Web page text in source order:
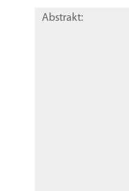
Abstrakt: